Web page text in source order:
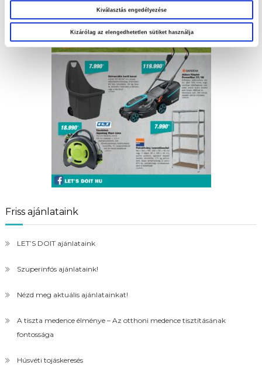
Kiválasztás engedélyezése
Kizárólag az elengedhetetlen sütiket használja
Friss ajánlataink
LET’S DOIT ajánlataink
Szuperinfós ajánlataink!
Nézd meg aktuális ajánlatainkat!
A tiszta medence élménye – Az otthoni medence tisztításának
fontossága
Húsvéti tojáskeresés